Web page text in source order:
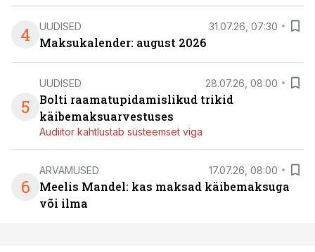
4 UUDISED 31.07.26, 07:30
Maksukalender: august 2026
5
UUDISED 28.07.26, 08:00
Bolti raamatupidamislikud trikid
käibemaksuarvestuses
Audiitor kahtlustab süsteemset viga
6
ARVAMUSED 17.07.26, 08:00
Meelis Mandel: kas maksad käibemaksuga
või ilma